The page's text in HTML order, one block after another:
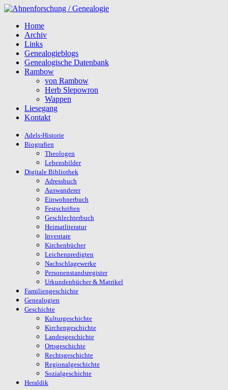
Home
Archiv
Links
Genealogieblogs
Genealogische Datenbank
Rambow
von Rambow
Herb Slepowron
Wappen
Liesegang
Kontakt
Adels-Historie
Biografien
Theologen
Lebensbilder
Digitale Bibliothek
Adressbuch
Auswanderer
Einwohnerbuch
Festschriften
Geschlechterbuch
Heimatliteratur
Inventare
Kirchenbücher
Leichenpredigten
Nachschlagewerke
Personenstandsregister
Urkundenbücher & Matrikel
Familiengeschichte
Genealogien
Geschichte
Kulturgeschichte
Kirchengeschichte
Landesgeschichte
Ortsgeschichte
Rechtsgeschichte
Regionalgeschichte
Sozialgeschichte
Heraldik